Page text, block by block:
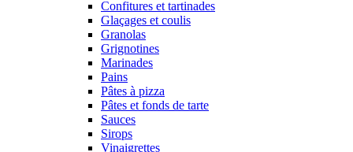
Confitures et tartinades
Glaçages et coulis
Granolas
Grignotines
Marinades
Pains
Pâtes à pizza
Pâtes et fonds de tarte
Sauces
Sirops
Vinaigrettes